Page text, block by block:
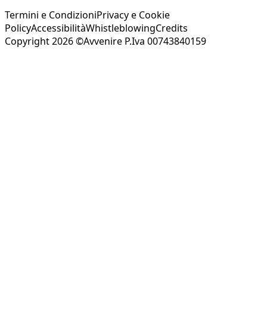
Termini e CondizioniPrivacy e Cookie
PolicyAccessibilitàWhistleblowingCredits
Copyright 2026 ©Avvenire P.Iva 00743840159